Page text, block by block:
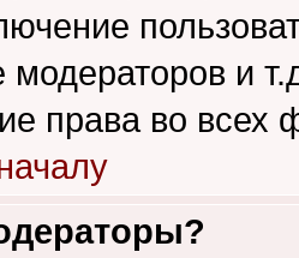
модераторов и
права во всех